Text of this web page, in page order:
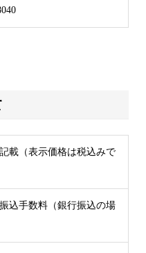
載（表示価格は税込みで
込手数料（銀行振込の場